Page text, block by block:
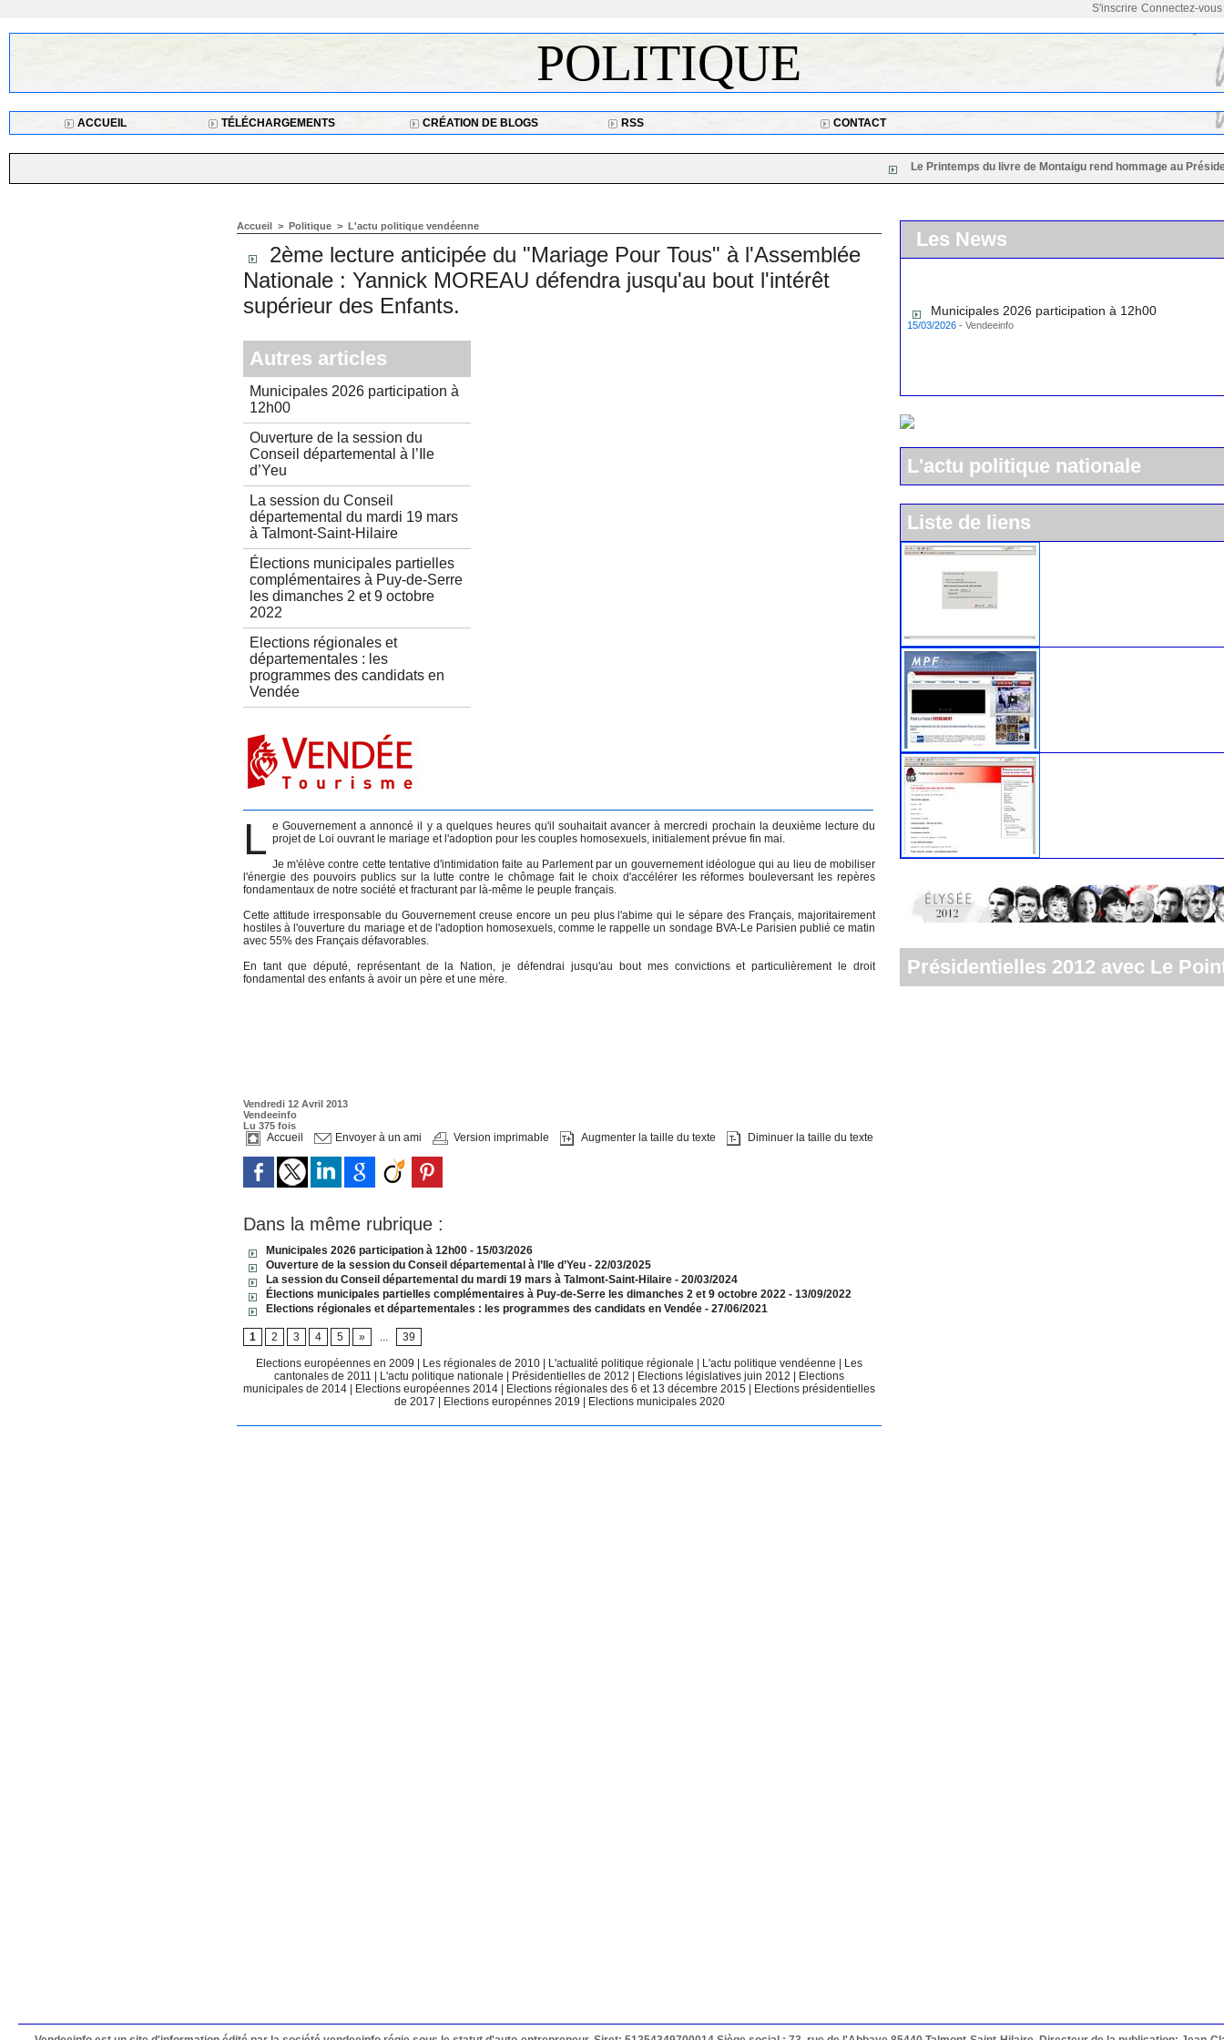
Connectez-vous
S'inscrire
POLITIQUE
ACCUEIL TÉLÉCHARGEMENTS CRÉATION DE BLOGS RSS CONTACT
Le Printemps du livre de Montaigu rend hommage au Président de
Accueil > Politique > L'actu politique vendéenne
2ème lecture anticipée du "Mariage Pour Tous" à l'Assemblée
Nationale : Yannick MOREAU défendra jusqu'au bout l'intérêt
supérieur des Enfants.
Autres articles
Municipales 2026 participation à
12h00
Ouverture de la session du
Conseil départemental à l’Ile
d’Yeu
La session du Conseil
départemental du mardi 19 mars
à Talmont-Saint-Hilaire
Élections municipales partielles
complémentaires à Puy-de-Serre
les dimanches 2 et 9 octobre
2022
Elections régionales et
départementales : les
programmes des candidats en
Vendée
L e Gouvernement a annoncé il y a quelques heures qu'il souhaitait avancer à mercredi prochain la deuxième lecture du
projet de Loi ouvrant le mariage et l'adoption pour les couples homosexuels, initialement prévue fin mai.
Je m'élève contre cette tentative d'intimidation faite au Parlement par un gouvernement idéologue qui au lieu de mobiliser
l'énergie des pouvoirs publics sur la lutte contre le chômage fait le choix d'accélérer les réformes bouleversant les repères
fondamentaux de notre société et fracturant par là-même le peuple français.
Cette attitude irresponsable du Gouvernement creuse encore un peu plus l'abime qui le sépare des Français, majoritairement
hostiles à l'ouverture du mariage et de l'adoption homosexuels, comme le rappelle un sondage BVA-Le Parisien publié ce matin
avec 55% des Français défavorables.
En tant que député, représentant de la Nation, je défendrai jusqu'au bout mes convictions et particulièrement le droit
fondamental des enfants à avoir un père et une mère.
Vendredi 12 Avril 2013
Vendeeinfo
Lu 375 fois
Accueil Envoyer à un ami Version imprimable Augmenter la taille du texte Diminuer la taille du texte
Dans la même rubrique :
Municipales 2026 participation à 12h00 - 15/03/2026
Ouverture de la session du Conseil départemental à l’Ile d’Yeu - 22/03/2025
La session du Conseil départemental du mardi 19 mars à Talmont-Saint-Hilaire- 20/03/2024
Élections municipales partielles complémentaires à Puy-de-Serre les dimanches 2 et 9 octobre 2022 - 13/09/2022
Elections régionales et départementales : les programmes des candidats en Vendée - 27/06/2021
1 2 3 4 5 » ... 39
Elections européennes en 2009 Les régionales de 2010 L'actualité politique régionale L'actu politique vendéenne
Les
cantonales de 2011
L'actu politique nationale Présidentielles de 2012 Elections législatives juin 2012
Elections
municipales de 2014
Elections européennes 2014 Elections régionales des 6 et 13 décembre 2015
Elections présidentielles
de 2017
Elections europénnes 2019 Elections municipales 2020
Les News
15/03/2026 -Vendeeinfo
L'actu politique nationale
Liste de liens
Présidentielles 2012 avec Le